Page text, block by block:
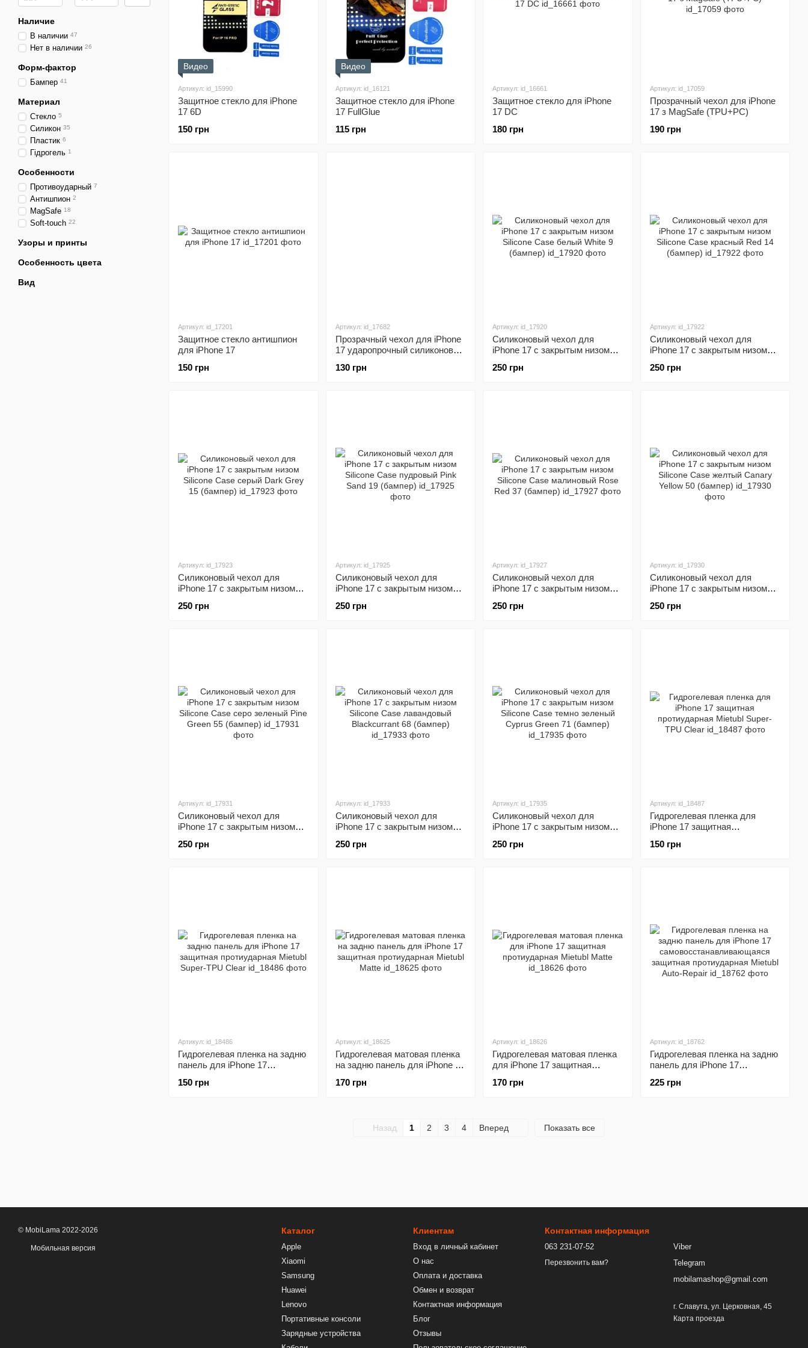
Видео
Артикул: id_15990
Защитное стекло для iPhone
17 6D
150 грн
Видео
Артикул: id_16121
Защитное стекло для iPhone
17 FullGlue
115 грн
Артикул: id_16661
Защитное стекло для iPhone
17 DC
180 грн
Артикул: id_17059
Прозрачный чехол для iPhone
17 з MagSafe (TPU+PC)
190 грн
Артикул: id_17201
Защитное стекло антишпион
для iPhone 17
150 грн
Артикул: id_17682
Прозрачный чехол для iPhone
17 ударопрочный силиконовый
130 грн
Артикул: id_17920
Силиконовый чехол для
iPhone 17 с закрытым низом
(бампер)
250 грн
Артикул: id_17922
Силиконовый чехол для
iPhone 17 с закрытым низом
(бампер)
250 грн
Артикул: id_17923
Силиконовый чехол для
iPhone 17 с закрытым низом
15 (бампер)
250 грн
Артикул: id_17925
Силиконовый чехол для
iPhone 17 с закрытым низом
Sand 19 (бампер)
250 грн
Артикул: id_17927
Силиконовый чехол для
iPhone 17 с закрытым низом
Red 37 (бампер)
250 грн
Артикул: id_17930
Силиконовый чехол для
iPhone 17 с закрытым низом
Yellow 50 (бампер)
250 грн
Артикул: id_17931
Силиконовый чехол для
iPhone 17 с закрытым низом
Pine Green 55 (бампер)
250 грн
Артикул: id_17933
Силиконовый чехол для
iPhone 17 с закрытым низом
Blackcurrant 68 (бампер)
250 грн
Артикул: id_17935
Силиконовый чехол для
iPhone 17 с закрытым низом
Cyprus Green 71 (бампер)
250 грн
Артикул: id_18487
Гидрогелевая пленка для
iPhone 17 защитная
TPU Clear
150 грн
Артикул: id_18486
Гидрогелевая пленка на задню
панель для iPhone 17
Super-TPU Clear
150 грн
Артикул: id_18625
Гидрогелевая матовая пленка
на задню панель для iPhone 17
Matte
170 грн
Артикул: id_18626
Гидрогелевая матовая пленка
для iPhone 17 защитная
170 грн
Артикул: id_18762
Гидрогелевая пленка на задню
панель для iPhone 17
защитная протиударная Mietubl
225 грн
Назад 1 2 3 4 Вперед Показать все
Наличие
В наличии 47
Нет в наличии 26
Форм-фактор
Бампер 41
Материал
Стекло 5
Силикон 35
Пластик 6
Гідрогель 1
Особенности
Противоударный 7
Антишпион 2
MagSafe 18
Soft-touch 22
Узоры и принты
Особенность цвета
Вид
© MobiLama 2022-2026
Мобильная версия
Каталог
Apple
Xiaomi
Samsung
Huawei
Lenovo
Портативные консоли
Зарядные устройства
Клиентам
Вход в личный кабинет
О нас
Оплата и доставка
Обмен и возврат
Контактная информация
Блог
Отзывы
Контактная информация
063 231-07-52
Перезвонить вам?
Viber
Telegram
mobilamashop@gmail.com
г. Славута, ул. Церковная, 45
Карта проезда